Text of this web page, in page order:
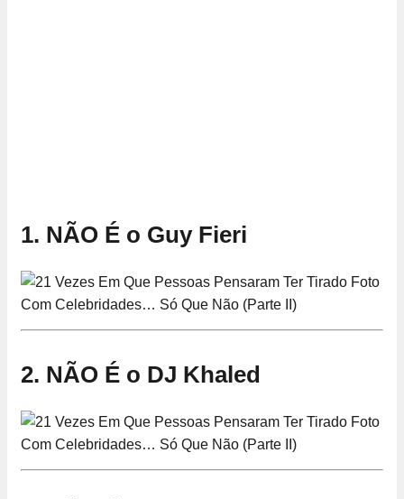
1. NÃO É o Guy Fieri
2. NÃO É o DJ Khaled